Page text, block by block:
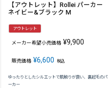
【アウトレット】Rollei パーカー
ネイビー&ブラック M
アウトレット
メーカー希望小売価格 ¥9,900
販売価格 ¥6,600 税込
ゆったりとしたシルエットで肌触りが良い、裏起毛のパ
ーカー